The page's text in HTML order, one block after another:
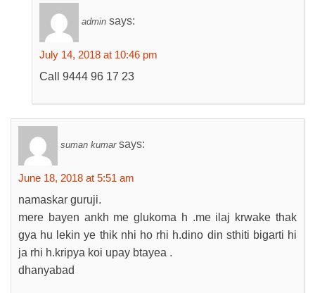
admin says:
July 14, 2018 at 10:46 pm
Call 9444 96 17 23
suman kumar says:
June 18, 2018 at 5:51 am
namaskar guruji.
mere bayen ankh me glukoma h .me ilaj krwake thak
gya hu lekin ye thik nhi ho rhi h.dino din sthiti bigarti hi
ja rhi h.kripya koi upay btayea .
dhanyabad